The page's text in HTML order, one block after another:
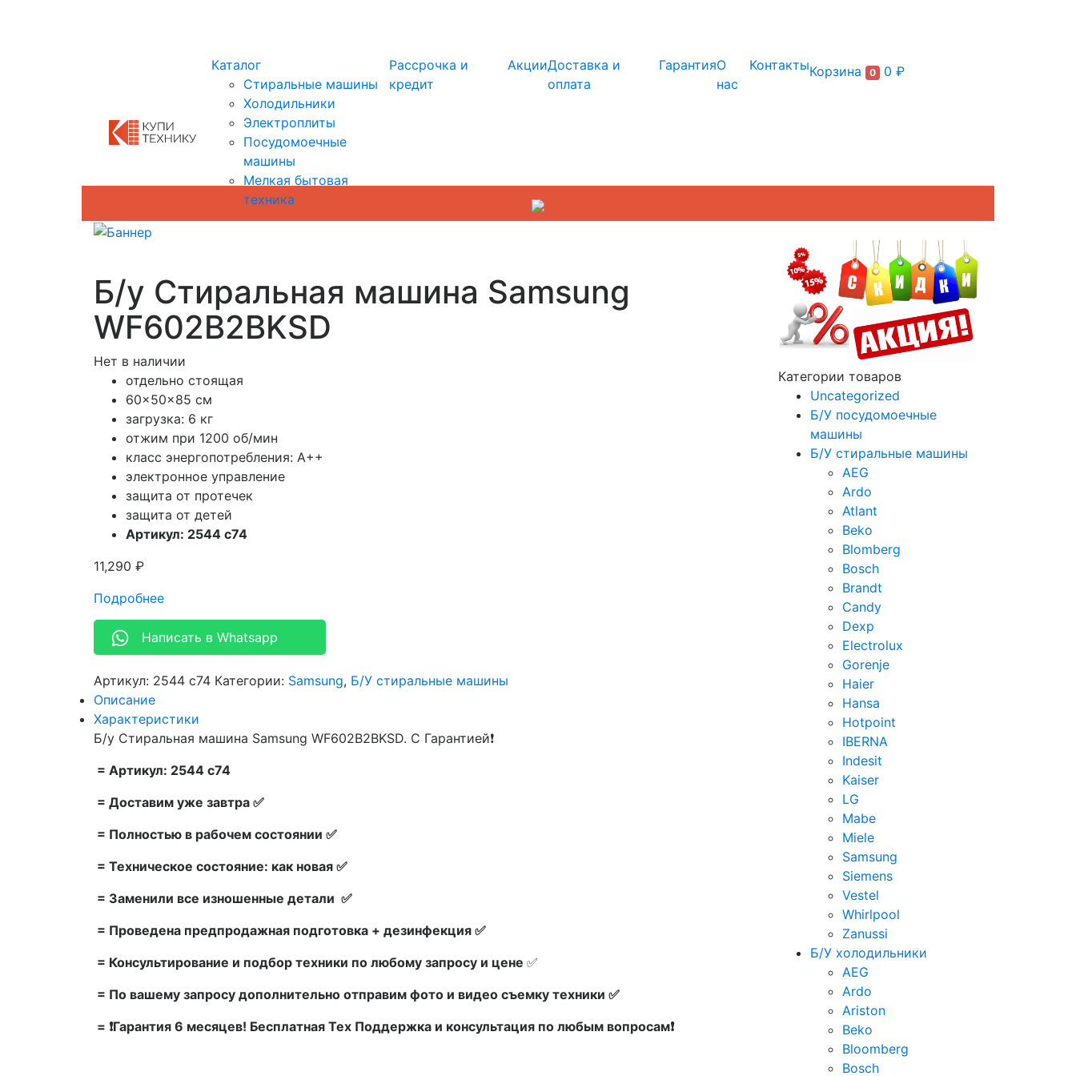
Каталог
Стиральные машины
Холодильники
Электроплиты
Посудомоечные
машины
Мелкая бытовая
техника
Рассрочка и
кредит
АкцииДоставка и
оплата
ГарантияО
нас
КонтактыКорзина 0 0 ₽
Б/у Стиральная машина Samsung
WF602B2BKSD
Нет в наличии
отдельно стоящая
60x50x85 см
загрузка: 6 кг
отжим при 1200 об/мин
класс энергопотребления: A++
электронное управление
защита от протечек
защита от детей
Артикул: 2544 c74
11,290 ₽
Подробнее
Написать в Whatsapp
Артикул: 2544 c74 Категории: Samsung, Б/У стиральные машины
Описание
Характеристики
Б/у Стиральная машина Samsung WF602B2BKSD. С Гарантией❗
= Артикул: 2544 c74
= Доставим уже завтра ✅
= Полностью в рабочем состоянии ✅
= Техническое состояние: как новая ✅
= Заменили все изношенные детали ✅
= Проведена предпродажная подготовка + дезинфекция ✅
= Консультирование и подбор техники по любому запросу и цене ✅
= По вашему запросу дополнительно отправим фото и видео съемку техники ✅
= ❗Гарантия 6 месяцев! Бесплатная Тех Поддержка и консультация по любым вопросам❗
Категории товаров
Uncategorized
Б/У посудомоечные
машины
Б/У стиральные машины
AEG
Ardo
Atlant
Beko
Blomberg
Bosch
Brandt
Candy
Dexp
Electrolux
Gorenje
Haier
Hansa
Hotpoint
IBERNA
Indesit
Kaiser
LG
Mabe
Miele
Samsung
Siemens
Vestel
Whirlpool
Zanussi
Б/У холодильники
AEG
Ardo
Ariston
Beko
Bloomberg
Bosch